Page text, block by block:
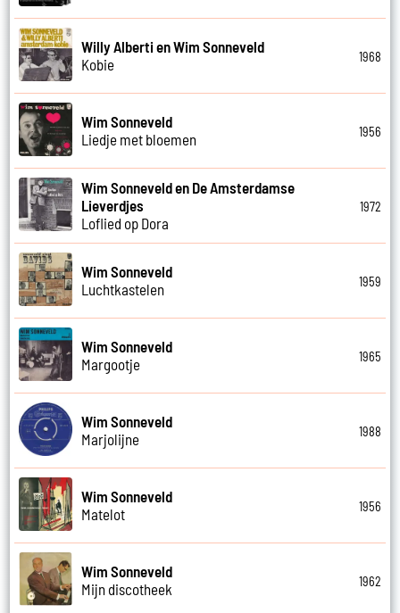
Willy Alberti en Wim Sonneveld
Kobie
1968
Wim Sonneveld
Liedje met bloemen
1956
Wim Sonneveld en De Amsterdamse
Lieverdjes
Loflied op Dora
1972
Wim Sonneveld
Luchtkastelen
1959
Wim Sonneveld
Margootje
1965
Wim Sonneveld
Marjolijne
1988
Wim Sonneveld
Matelot
1956
Wim Sonneveld
Mijn discotheek
1962